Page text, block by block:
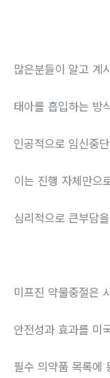
많은분들이 알고 계
태아를 흡입하는 방
인공적으로 임신중
이는 진행 자체만으
심리적으로 큰부담
미프진 약물중절은
안전성과 효과를 미
필수 의약품 목록에